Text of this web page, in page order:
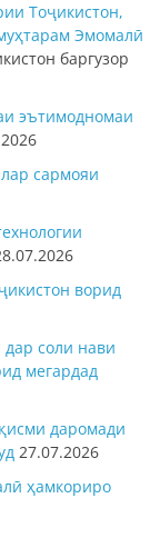
Тоҷикистон,
Эмомалӣ
баргузор
эътимодномаи
сармояи
ворид
соли нави
мегардад
даромади
27.07.2026
ҳамкориро